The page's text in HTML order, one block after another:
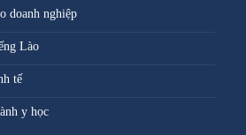
doanh nghiệp
Lào
tế
y học